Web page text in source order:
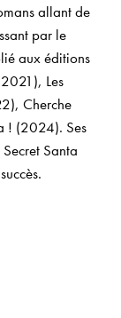
allant de
par le
aux éditions
Les
Cherche
! (2024). Ses
Santa